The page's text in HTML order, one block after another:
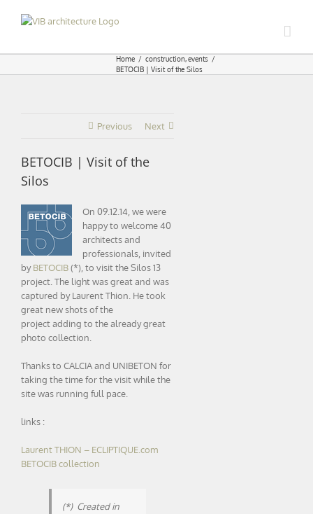
Home construction events
BETOCIB | Visit of the Silos
Previous Next
BETOCIB | Visit of the
Silos
On 09.12.14, we were
happy to welcome 40
architects and
professionals, invited
byBETOCIB(*), to visit the Silos 13
project. The light was great and was
captured by Laurent Thion. He took
great new shots of the
project adding to the already great
photo collection.
Thanks to CALCIA and UNIBETON for
taking the time for the visit while the
site was running full pace.
links :
Laurent THION – ECLIPTIQUE.com
BETOCIB collection
(*) Created in